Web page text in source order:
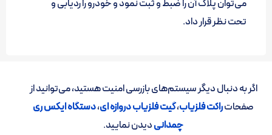
می‌توان پلاک آن را ضبط و ثبت نمود و خودرو را ردیابی و
تحت نظر قرار داد.
اگر به دنبال دیگر سیستم‌های بازرسی امنیت هستید، می‌توانید از
صفحاتراکت فلزیاب،گیت فلزیاب دروازه ای،دستگاه ایکس ری
چمدانیدیدن نمایید.